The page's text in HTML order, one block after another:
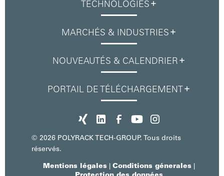
TECHNOLOGIES
MARCHÉS & INDUSTRIES
NOUVEAUTÉS & CALENDRIER
PORTAIL DE TÉLÉCHARGEMENT
© 2026 POLYRACK TECH-GROUP. Tous droits
réservés.
Mentions légales Conditions génerales